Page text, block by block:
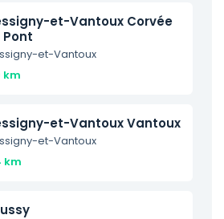
et-Vantoux Corvée
et-Vantoux
km
et-Vantoux Vantoux
et-Vantoux
km